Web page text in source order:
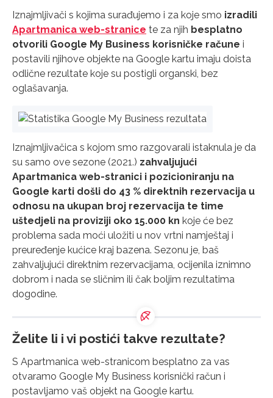
Iznajmljivači s kojima surađujemo i za koje smo izradili
Apartmanica web-stranice te za njih besplatno
otvorili Google My Business korisničke račune i
postavili njihove objekte na Google kartu imaju doista
odlične rezultate koje su postigli organski, bez
oglašavanja.
Iznajmljivačica s kojom smo razgovarali istaknula je da
su samo ove sezone (2021.) zahvaljujući
Apartmanica web-stranici i pozicioniranju na
Google karti došli do 43 % direktnih rezervacija u
odnosu na ukupan broj rezervacija te time
uštedjeli na proviziji oko 15.000 kn koje će bez
problema sada moći uložiti u nov vrtni namještaj i
preuređenje kućice kraj bazena. Sezonu je, baš
zahvaljujući direktnim rezervacijama, ocijenila iznimno
dobrom i nada se sličnim ili čak boljim rezultatima
dogodine.
Želite li i vi postići takve rezultate?
S Apartmanica web-stranicom besplatno za vas
otvaramo Google My Business korisnički račun i
postavljamo vaš objekt na Google kartu.